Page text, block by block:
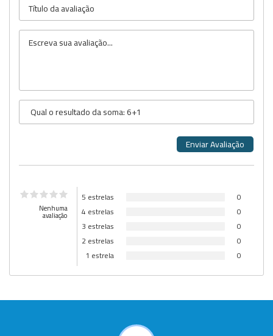
Nenhuma
avaliação
5 estrelas
0
4 estrelas
0
3 estrelas
0
2 estrelas
0
1 estrela
0